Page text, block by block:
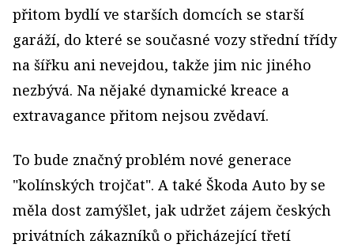
přitom bydlí ve starších domcích se starší
garáží, do které se současné vozy střední třídy
na šířku ani nevejdou, takže jim nic jiného
nezbývá. Na nějaké dynamické kreace a
extravagance přitom nejsou zvědaví.
To bude značný problém nové generace
"kolínských trojčat". A také Škoda Auto by se
měla dost zamýšlet, jak udržet zájem českých
privátních zákazníků o přicházející třetí